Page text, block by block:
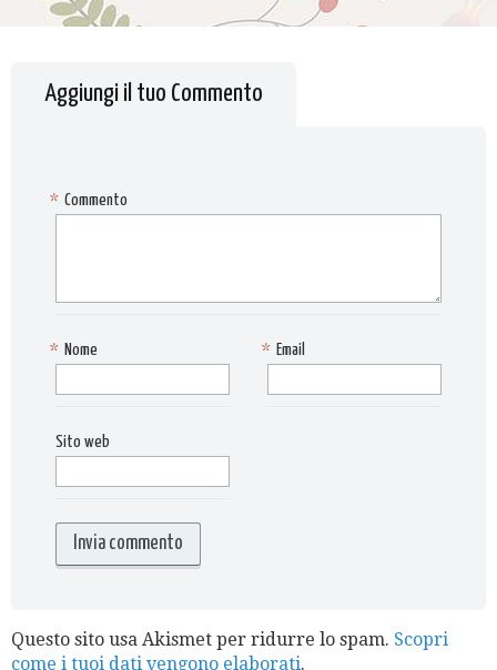
Aggiungi il tuo Commento
Commento
*
Nome
* Email
*
Sito web
Questo sito usa Akismet per ridurre lo spam. Scopri
come i tuoi dati vengono elaborati.